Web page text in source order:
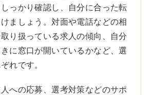
っかり確認し、自分に合った転
ましょう。対面や電話などの相
り扱っている求人の傾向、自分
に窓口が開いているかなど、選
れです。
への応募、選考対策などのサポ